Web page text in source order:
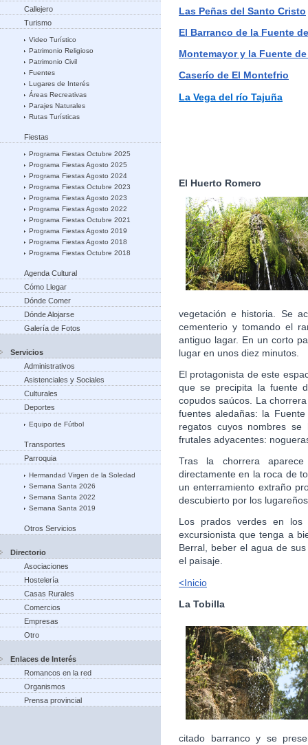
Callejero
Turismo
Video Turístico
Patrimonio Religioso
Patrimonio Civil
Fuentes
Lugares de Interés
Áreas Recreativas
Parajes Naturales
Rutas Turísticas
Fiestas
Programa Fiestas Octubre 2025
Programa Fiestas Agosto 2025
Programa Fiestas Agosto 2024
Programa Fiestas Octubre 2023
Programa Fiestas Agosto 2023
Programa Fiestas Agosto 2022
Programa Fiestas Octubre 2021
Programa Fiestas Agosto 2019
Programa Fiestas Agosto 2018
Programa Fiestas Octubre 2018
Agenda Cultural
Cómo Llegar
Dónde Comer
Dónde Alojarse
Galería de Fotos
Servicios
Administrativos
Asistenciales y Sociales
Culturales
Deportes
Equipo de Fútbol
Transportes
Parroquia
Hermandad Virgen de la Soledad
Semana Santa 2026
Semana Santa 2022
Semana Santa 2019
Otros Servicios
Directorio
Asociaciones
Hostelería
Casas Rurales
Comercios
Empresas
Otro
Enlaces de Interés
Romancos en la red
Organismos
Prensa provincial
Las Peñas del Santo Cristo
El Barranco de la Fuente
Montemayor y la Fuente
Caserío de El Montefrio
La Vega del río Tajuña
El Huerto Romero
vegetación e historia. Se
cementerio y tomando el
antiguo lagar. En un corto
lugar en unos diez minutos.
El protagonista de este
que se precipita la fuente
copudos saúcos. La
fuentes aledañas: la
regatos cuyos nombres
frutales adyacentes:
Tras la chorrera
directamente en la roca de
un enterramiento extraño
descubierto por los
Los prados verdes en los
excursionista que tenga a
Berral, beber el agua de
el paisaje.
<Inicio
La Tobilla
citado barranco y se